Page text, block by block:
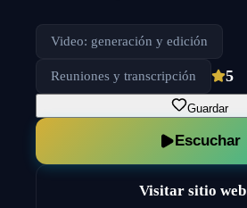
Video: generación y edición
Reuniones y transcripción 5
Guardar
Escuchar
Visitar sitio web